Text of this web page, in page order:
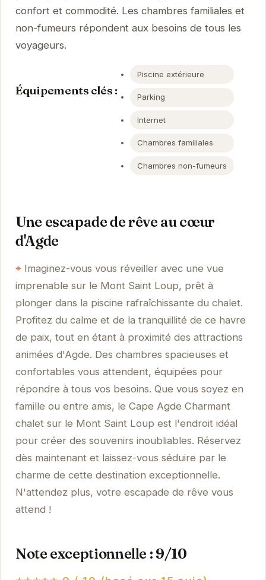
confort et commodité. Les chambres familiales et
non-fumeurs répondent aux besoins de tous les
voyageurs.
Équipements clés :
Piscine extérieure
Parking
Internet
Chambres familiales
Chambres non-fumeurs
Une escapade de rêve au cœur
d'Agde
Imaginez-vous vous réveiller avec une vue
imprenable sur le Mont Saint Loup, prêt à
plonger dans la piscine rafraîchissante du chalet.
Profitez du calme et de la tranquillité de ce havre
de paix, tout en étant à proximité des attractions
animées d'Agde. Des chambres spacieuses et
confortables vous attendent, équipées pour
répondre à tous vos besoins. Que vous soyez en
famille ou entre amis, le Cape Agde Charmant
chalet sur le Mont Saint Loup est l'endroit idéal
pour créer des souvenirs inoubliables. Réservez
dès maintenant et laissez-vous séduire par le
charme de cette destination exceptionnelle.
N'attendez plus, votre escapade de rêve vous
attend !
Note exceptionnelle : 9/10